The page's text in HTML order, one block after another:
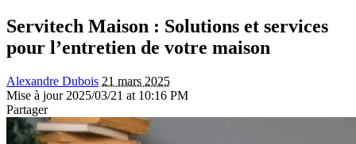
Servitech Maison : Solutions et services
pour l’entretien de votre maison
Alexandre Dubois 21 mars 2025
Mise à jour 2025/03/21 at 10:16 PM
Partager